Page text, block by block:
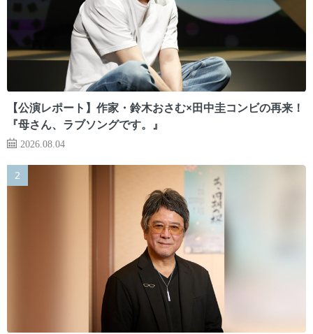
【公演レポート】作家・鈴木おさむ×田中圭コンビの再来！
『母さん、ラブソングです。』
2026.08.04